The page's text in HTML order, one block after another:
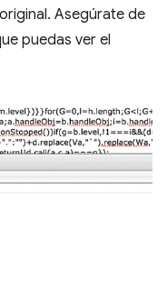
Asegúrate de
puedas ver el